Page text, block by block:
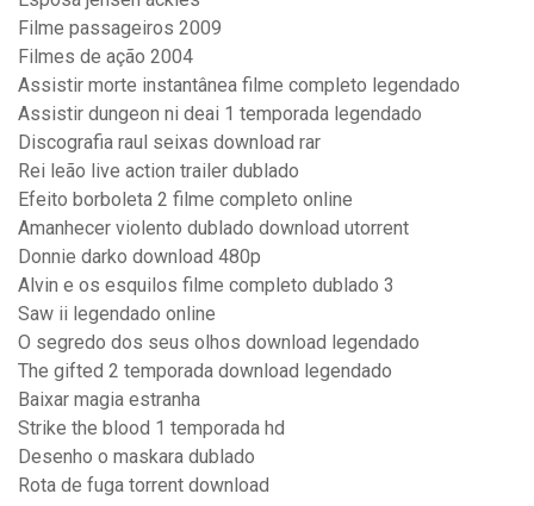
Filme passageiros 2009
Filmes de ação 2004
Assistir morte instantânea filme completo legendado
Assistir dungeon ni deai 1 temporada legendado
Discografia raul seixas download rar
Rei leão live action trailer dublado
Efeito borboleta 2 filme completo online
Amanhecer violento dublado download utorrent
Donnie darko download 480p
Alvin e os esquilos filme completo dublado 3
Saw ii legendado online
O segredo dos seus olhos download legendado
The gifted 2 temporada download legendado
Baixar magia estranha
Strike the blood 1 temporada hd
Desenho o maskara dublado
Rota de fuga torrent download